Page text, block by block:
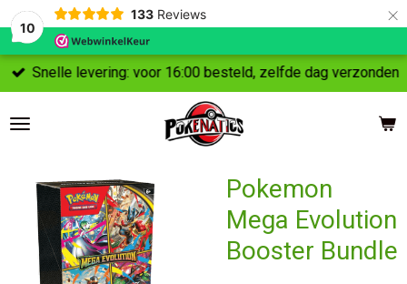
10
133 Reviews ×
Snelle levering: voor 16:00 besteld, zelfde dag verzonden
Pokemon
Mega Evolution
Booster Bundle